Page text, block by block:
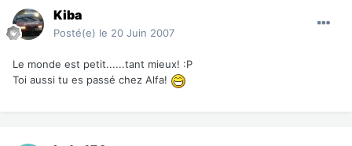
Kiba
Posté(e) le 20 Juin 2007
Le monde est petit......tant mieux! :P
Toi aussi tu es passé chez Alfa!